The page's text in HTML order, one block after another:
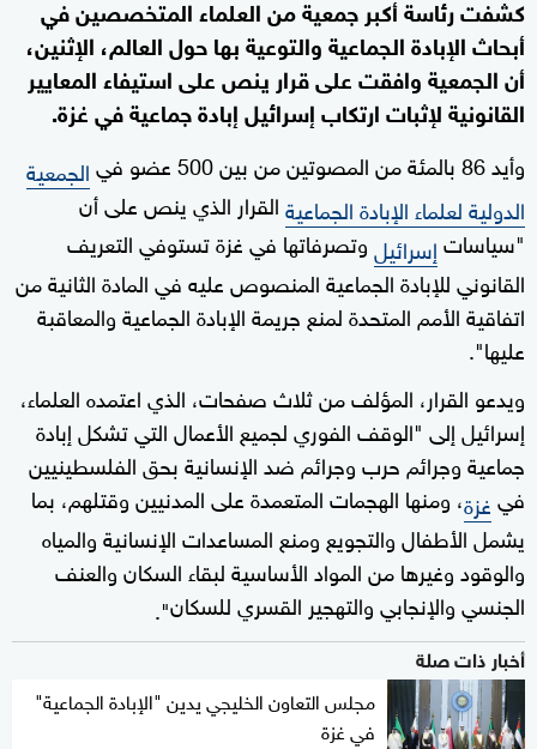
كشفت رئاسة أكبر جمعية من العلماء المتخصصين في
أبحاث الإبادة الجماعية والتوعية بها حول العالم، الإثنين،
أن الجمعية وافقت على قرار ينص على استيفاء المعايير
القانونية لإثبات ارتكاب إسرائيل إبادة جماعية في غزة.
وأيد 86 بالمئة من المصوتين من بين 500 عضو في
الجمعية
الدولية لعلماء الإبادة الجماعيةالقرار الذي ينص على أن
"سياساتإسرائيلوتصرفاتها في غزة تستوفي التعريف
القانوني للإبادة الجماعية المنصوص عليه في المادة الثانية من
اتفاقية الأمم المتحدة لمنع جريمة الإبادة الجماعية والمعاقبة
عليها".
ويدعو القرار، المؤلف من ثلاث صفحات، الذي اعتمده العلماء،
إسرائيل إلى "الوقف الفوري لجميع الأعمال التي تشكل إبادة
جماعية وجرائم حرب وجرائم ضد الإنسانية بحق الفلسطينيين
فيغزة، ومنها الهجمات المتعمدة على المدنيين وقتلهم، بما
يشمل الأطفال والتجويع ومنع المساعدات الإنسانية والمياه
والوقود وغيرها من المواد الأساسية لبقاء السكان والعنف
الجنسي والإنجابي والتهجير القسري للسكان".
أخبار ذات صلة
مجلس التعاون الخليجي يدين "الإبادة الجماعية"
في غزة